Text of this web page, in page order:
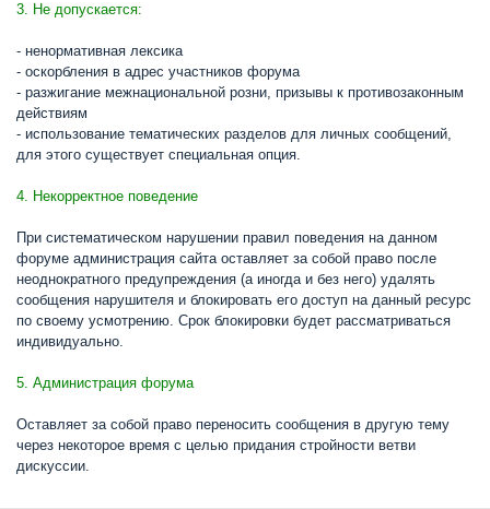
3. Не допускается:
- ненормативная лексика
- оскорбления в адрес участников форума
- разжигание межнациональной розни, призывы к противозаконным
действиям
- использование тематических разделов для личных сообщений,
для этого существует специальная опция.
4. Некорректное поведение
При систематическом нарушении правил поведения на данном
форуме администрация сайта оставляет за собой право после
неоднократного предупреждения (а иногда и без него) удалять
сообщения нарушителя и блокировать его доступ на данный ресурс
по своему усмотрению. Срок блокировки будет рассматриваться
индивидуально.
5. Администрация форума
Оставляет за собой право переносить сообщения в другую тему
через некоторое время с целью придания стройности ветви
дискуссии.